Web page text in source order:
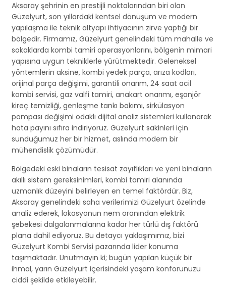
Aksaray şehrinin en prestijli noktalarından biri olan
Güzelyurt, son yıllardaki kentsel dönüşüm ve modern
yapılaşma ile teknik altyapı ihtiyacının zirve yaptığı bir
bölgedir. Firmamız, Güzelyurt genelindeki tüm mahalle ve
sokaklarda kombi tamiri operasyonlarını, bölgenin mimari
yapısına uygun tekniklerle yürütmektedir. Geleneksel
yöntemlerin aksine, kombi yedek parça, arıza kodları,
orijinal parça değişimi, garantili onarım, 24 saat acil
kombi servisi, gaz valfi tamiri, anakart onarımı, eşanjör
kireç temizliği, genleşme tankı bakımı, sirkülasyon
pompası değişimi odaklı dijital analiz sistemleri kullanarak
hata payını sıfıra indiriyoruz. Güzelyurt sakinleri için
sunduğumuz her bir hizmet, aslında modern bir
mühendislik çözümüdür.
Bölgedeki eski binaların tesisat zayıflıkları ve yeni binaların
akıllı sistem gereksinimleri, kombi tamiri alanında
uzmanlık düzeyini belirleyen en temel faktördür. Biz,
Aksaray genelindeki saha verilerimizi Güzelyurt özelinde
analiz ederek, lokasyonun nem oranından elektrik
şebekesi dalgalanmalarına kadar her türlü dış faktörü
plana dahil ediyoruz. Bu detaycı yaklaşımımız, bizi
Güzelyurt Kombi Servisi pazarında lider konuma
taşımaktadır. Unutmayın ki; bugün yapılan küçük bir
ihmal, yarın Güzelyurt içerisindeki yaşam konforunuzu
ciddi şekilde etkileyebilir.